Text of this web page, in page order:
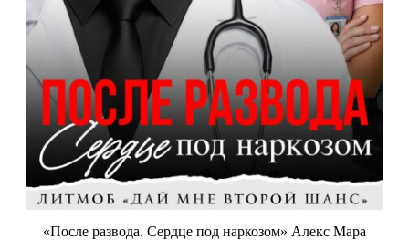
«После развода. Сердце под наркозом» Алекс Мара